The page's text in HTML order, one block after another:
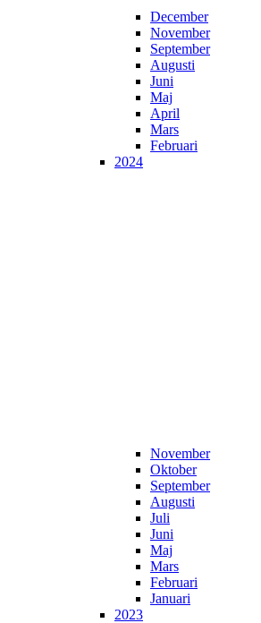
December
November
September
Augusti
Juni
Maj
April
Mars
Februari
2024
November
Oktober
September
Augusti
Juli
Juni
Maj
Mars
Februari
Januari
2023